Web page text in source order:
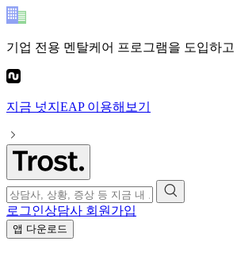
기업 전용 멘탈케어 프로그램을 도입하
지금 넛지EAP이용해보기
로그인상담사 회원가입
앱 다운로드